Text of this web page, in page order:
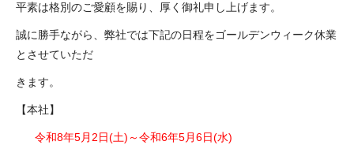
平素は格別のご愛顧を賜り、厚く御礼申し上げます。
誠に勝手ながら、弊社では下記の日程をゴールデンウィーク休業
とさせていただ
きます。
【本社】
令和8年5月2日(土)～令和6年5月6日(水)